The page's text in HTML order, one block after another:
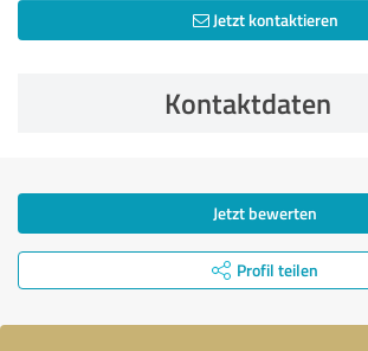
Jetzt kontaktieren
Kontaktdaten
Jetzt bewerten
Profil teilen